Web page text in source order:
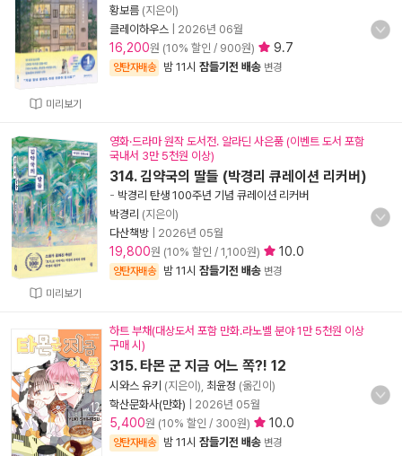
미리보기
황보름 (지은이)
클레이하우스
2026년 06월
16,200원 (10% 할인 / 900원) 9.7
양탄자배송 밤 11시 잠들기전 배송 변경
미리보기
영화·드라마 원작 도서전. 알라딘 사은품 (이벤트 도서 포함
국내서 3만 5천원 이상)
314. 김약국의 딸들 (박경리 큐레이션 리커버)
- 박경리 탄생 100주년 기념 큐레이션 리커버
박경리 (지은이)
다산책방
2026년 05월
19,800원 (10% 할인 / 1,100원) 10.0
양탄자배송 밤 11시 잠들기전 배송 변경
하트 부채(대상도서 포함 만화.라노벨 분야 1만 5천원 이상
구매 시)
315. 타몬 군 지금 어느 쪽?! 12
시와스 유키 (지은이), 최윤정 (옮긴이)
학산문화사(만화)
2026년 05월
5,400원 (10% 할인 / 300원) 10.0
양탄자배송 밤 11시 잠들기전 배송 변경